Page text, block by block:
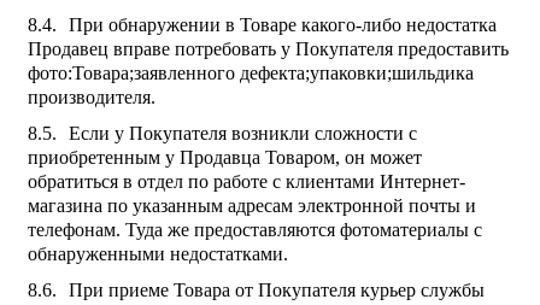
При обнаружении в Товаре какого-либо недостатка
Продавец вправе потребовать у Покупателя предоставить
фото:Товара;заявленного дефекта;упаковки;шильдика
производителя.
Если у Покупателя возникли сложности с
приобретенным у Продавца Товаром, он может
обратиться в отдел по работе с клиентами Интернет-
магазина по указанным адресам электронной почты и
телефонам. Туда же предоставляются фотоматериалы с
обнаруженными недостатками.
При приеме Товара от Покупателя курьер службы